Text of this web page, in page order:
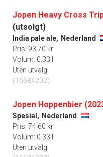
Jopen Heavy Cross
(utsolgt)
India pale ale, Nederland
Pris: 93.70 kr
Volum: 0.33 l
Uten utvalg
(16684202)
Jopen Hoppenbier
Spesial, Nederland
Pris: 74.60 kr
Volum: 0.33 l
Uten utvalg